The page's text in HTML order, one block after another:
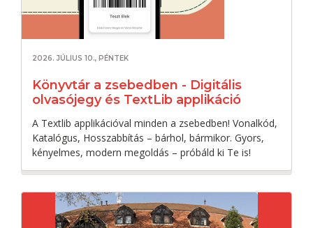
2026. JÚLIUS 10., PÉNTEK
Könyvtár a zsebedben - Digitális
olvasójegy és TextLib applikáció
A Textlib applikációval minden a zsebedben! Vonalkód,
Katalógus, Hosszabbítás – bárhol, bármikor. Gyors,
kényelmes, modern megoldás – próbáld ki Te is!